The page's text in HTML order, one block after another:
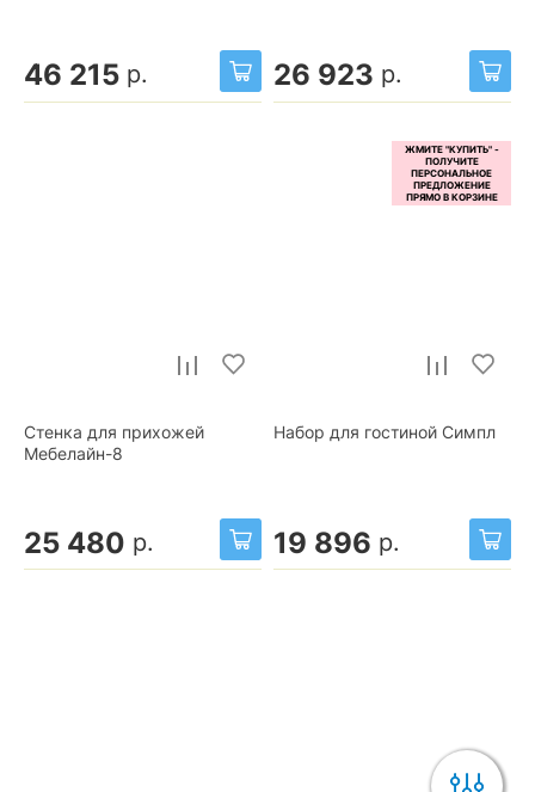
46 215 р. 26 923 р.
Стенка для прихожей
Мебелайн-8
25 480 р.
Набор для гостиной Симпл
19 896 р.